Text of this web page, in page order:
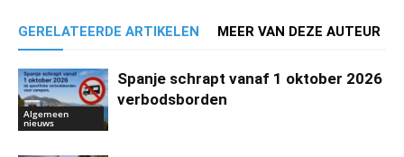
GERELATEERDE ARTIKELEN MEER VAN DEZE AUTEUR
Algemeen
nieuws
Spanje schrapt vanaf 1 oktober 2026
verbodsborden